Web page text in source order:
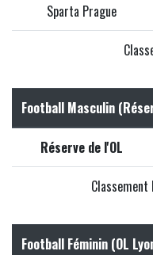
Sparta Prague
Football Masculin
Réserve de l'OL
Classement
Football Féminin (OL